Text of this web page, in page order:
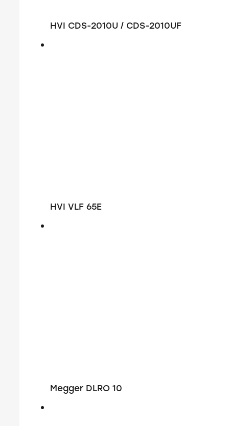
HVI CDS-2010U / CDS-2010UF
HVI VLF 65E
Megger DLRO 10